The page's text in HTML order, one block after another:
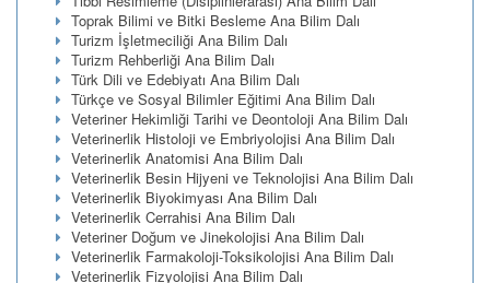
Toprak Bilimi ve Bitki Besleme Ana Bilim Dalı
Turizm İşletmeciliği Ana Bilim Dalı
Turizm Rehberliği Ana Bilim Dalı
Türk Dili ve Edebiyatı Ana Bilim Dalı
Türkçe ve Sosyal Bilimler Eğitimi Ana Bilim Dalı
Veteriner Hekimliği Tarihi ve Deontoloji Ana Bilim Dalı
Veterinerlik Histoloji ve Embriyolojisi Ana Bilim Dalı
Veterinerlik Anatomisi Ana Bilim Dalı
Veterinerlik Besin Hijyeni ve Teknolojisi Ana Bilim Dalı
Veterinerlik Biyokimyası Ana Bilim Dalı
Veterinerlik Cerrahisi Ana Bilim Dalı
Veteriner Doğum ve Jinekolojisi Ana Bilim Dalı
Veterinerlik Farmakoloji-Toksikolojisi Ana Bilim Dalı
Veterinerlik Fizyolojisi Ana Bilim Dalı